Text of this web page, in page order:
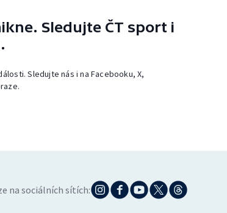
Sledujte ČT sport i
Sledujte nás i na Facebooku, X,
na sociálních sítích: